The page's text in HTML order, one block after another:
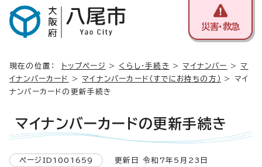
災害・救急
現在の位置： トップページ > くらし・手続き >マイナンバー >マ
イナンバーカード
>マイナンバーカード（すでにお持ちの方）
> マイ
ナンバーカードの更新手続き
マイナンバーカードの更新手続き
ページID1001659 更新日 令和7年5月23日